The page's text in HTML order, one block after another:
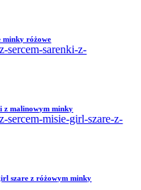
minky różowe
z malinowym minky
szare z różowym minky